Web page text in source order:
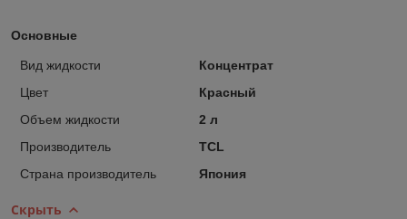
Основные
Вид жидкости
Концентрат
Цвет
Красный
Объем жидкости
2 л
Производитель
TCL
Страна производитель
Япония
Скрыть